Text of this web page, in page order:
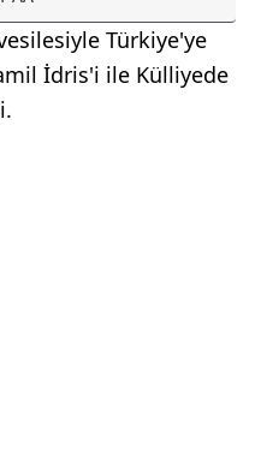
Türkiye'ye
İdris'i ile Külliyede